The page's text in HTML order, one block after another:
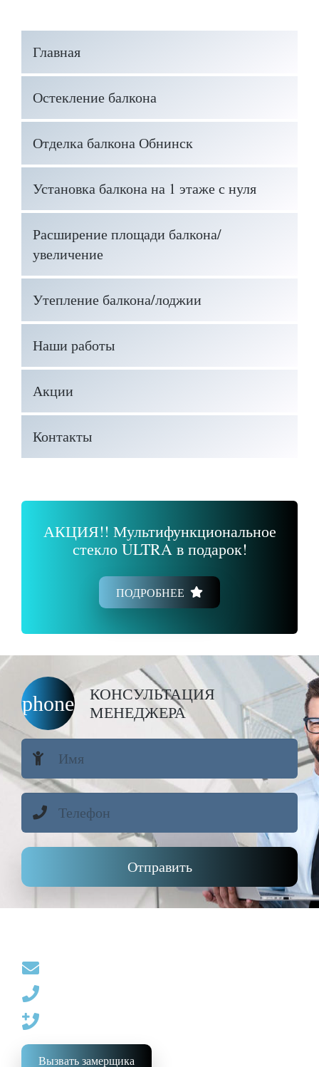
Главная
Остекление балкона
Отделка балкона Обнинск
Установка балкона на 1 этаже с нуля
Расширение площади балкона/
увеличение
Утепление балкона/лоджии
Наши работы
Акции
Контакты
АКЦИЯ!! Мультифункциональное
стекло ULTRA в подарок!
ПОДРОБНЕЕ
phone
КОНСУЛЬТАЦИЯ
МЕНЕДЖЕРА
Отправить
Вызвать замерщика